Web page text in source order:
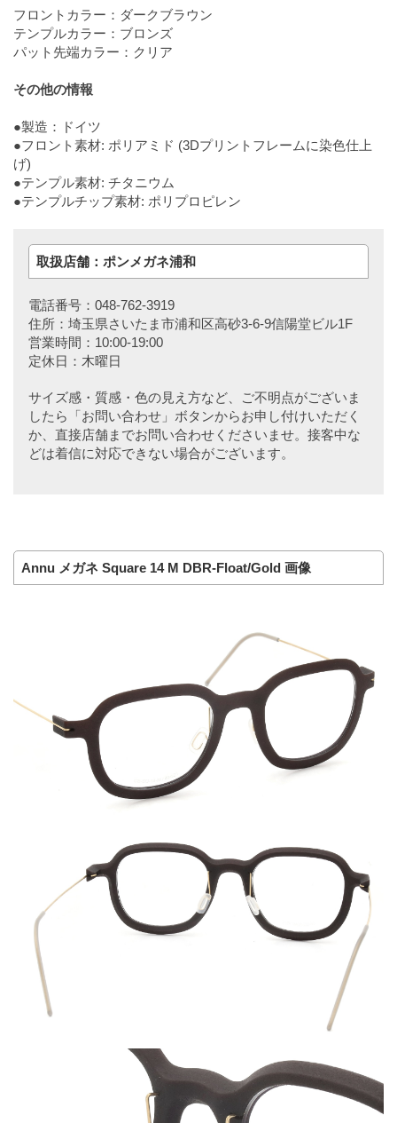
フロントカラー：ダークブラウン
テンプルカラー：ブロンズ
パット先端カラー：クリア
その他の情報
●製造：ドイツ
●フロント素材: ポリアミド (3Dプリントフレームに染色仕上
げ)
●テンプル素材: チタニウム
●テンプルチップ素材: ポリプロピレン
取扱店舗：ポンメガネ浦和
電話番号：048-762-3919
住所：埼玉県さいたま市浦和区高砂3-6-9信陽堂ビル1F
営業時間：10:00-19:00
定休日：木曜日
サイズ感・質感・色の見え方など、ご不明点がございま
したら「お問い合わせ」ボタンからお申し付けいただく
か、直接店舗までお問い合わせくださいませ。接客中な
どは着信に対応できない場合がございます。
Annu メガネ Square 14 M DBR-Float/Gold 画像